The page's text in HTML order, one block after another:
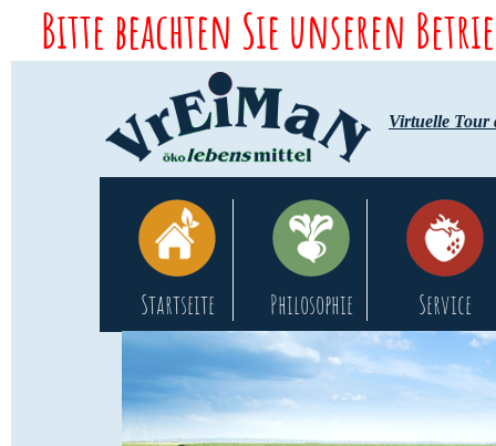
Bitte beachten Sie unseren
Virtuelle Tour
Startseite Philosophie Service